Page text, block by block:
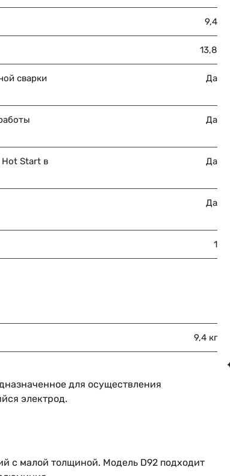
9,4
13,8
сварки Да
Да
Start в
Да
Да
1
9,4 кг
для осуществления
электрод.
с малой толщиной. Модель D92 подходит